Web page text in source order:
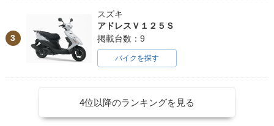
3
スズキ
アドレスＶ１２５Ｓ
掲載台数：9
バイクを探す
4位以降のランキングを見る